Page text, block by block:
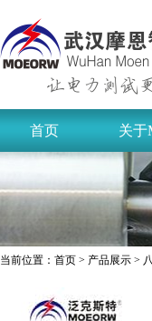
首页 关于
当前位置： 首页 > 产品展示 >